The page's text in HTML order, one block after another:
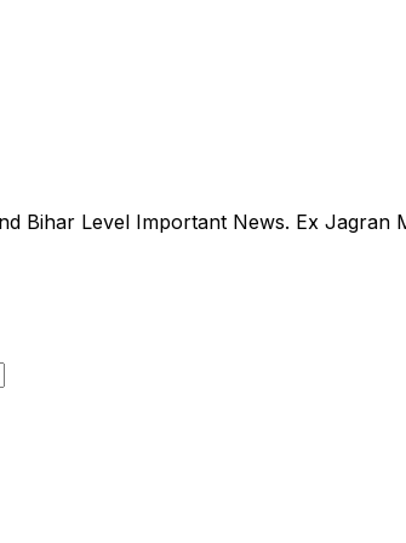
Bihar Level Important News. Ex Jagran